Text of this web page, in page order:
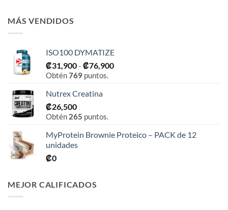
MÁS VENDIDOS
ISO100 DYMATIZE
₡31,900- ₡76,900Rango
Obtén769 puntos.
Nutrex Creatina
₡26,500
Obtén 265 puntos.
MyProtein Brownie Proteico – PACK de 12
unidades
₡0
MEJOR CALIFICADOS